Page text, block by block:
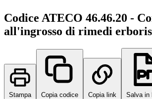
Codice ATECO 46.46.20 -
all'ingrosso di rimedi
Stampa Copia codice Copia link Salva in